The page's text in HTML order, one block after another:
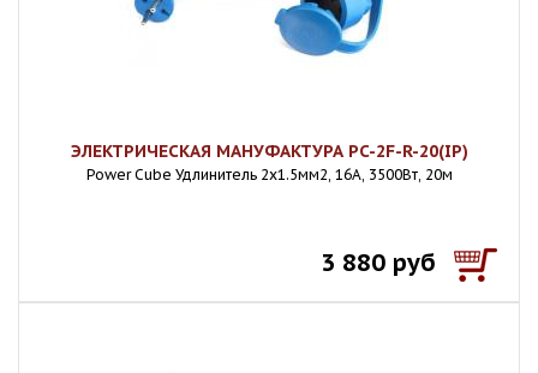
ЭЛЕКТРИЧЕСКАЯ МАНУФАКТУРА PC-2F-R-20(IP)
Power Cube Удлинитель 2х1.5мм2, 16А, 3500Вт, 20м
3 880 руб